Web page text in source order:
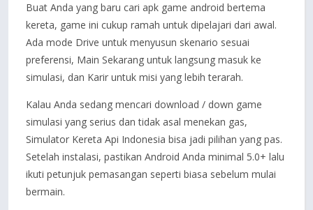
Buat Anda yang baru cari apk game android bertema
kereta, game ini cukup ramah untuk dipelajari dari awal.
Ada mode Drive untuk menyusun skenario sesuai
preferensi, Main Sekarang untuk langsung masuk ke
simulasi, dan Karir untuk misi yang lebih terarah.
Kalau Anda sedang mencari download / down game
simulasi yang serius dan tidak asal menekan gas,
Simulator Kereta Api Indonesia bisa jadi pilihan yang pas.
Setelah instalasi, pastikan Android Anda minimal 5.0+ lalu
ikuti petunjuk pemasangan seperti biasa sebelum mulai
bermain.